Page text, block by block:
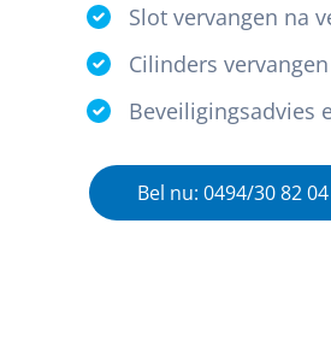
Slot vervangen na
Cilinders
Beveiligingsadvies
Bel nu: 0494/30 82 04